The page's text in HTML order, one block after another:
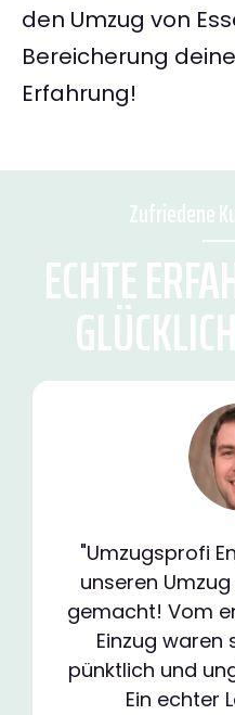
den Umzug von
Bereicherung
Erfahrung!
Zufriedene
ECHTE
"Umzugsprofi
unseren
gemacht! Vom
Einzug waren
pünktlich und
Ein echter